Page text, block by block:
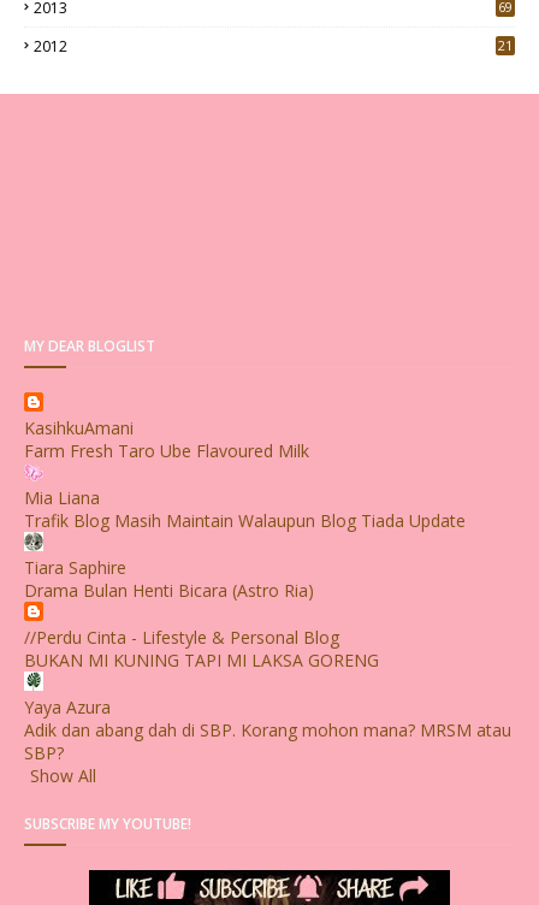
2013 69
2012 21
MY DEAR BLOGLIST
KasihkuAmani
Farm Fresh Taro Ube Flavoured Milk
Mia Liana
Trafik Blog Masih Maintain Walaupun Blog Tiada Update
Tiara Saphire
Drama Bulan Henti Bicara (Astro Ria)
//Perdu Cinta - Lifestyle & Personal Blog
BUKAN MI KUNING TAPI MI LAKSA GORENG
Yaya Azura
Adik dan abang dah di SBP. Korang mohon mana? MRSM atau
SBP?
Show All
SUBSCRIBE MY YOUTUBE!